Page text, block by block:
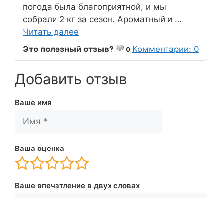
погода была благоприятной, и мы
собрали 2 кг за сезон. Ароматный и …
Читать далее
Это полезный отзыв?
0 Комментарии: 0
Добавить отзыв
Ваше имя
Ваша оценка
Ваше впечатление в двух словах